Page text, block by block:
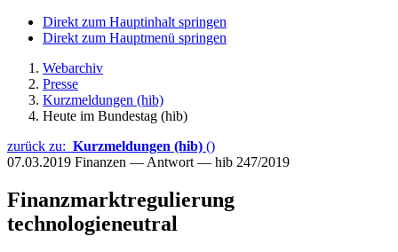
Direkt zum Hauptinhalt springen
Direkt zum Hauptmenü springen
Webarchiv
Presse
Kurzmeldungen (hib)
Heute im Bundestag (hib)
zurück zu: Kurzmeldungen (hib) ()
07.03.2019 Finanzen — Antwort — hib 247/2019
Finanzmarktregulierung
technologieneutral